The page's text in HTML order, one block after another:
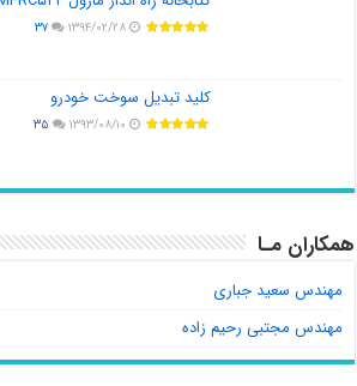
۱۳۹۴/۰۲/۲۸ ۳۷
کلید تبدیل سوخت خودرو
۱۳۹۳/۰۸/۱۰ ۳۵
همکاران مـا
مهندس سعید جباری
مهندس مجتبی رحیم زاده